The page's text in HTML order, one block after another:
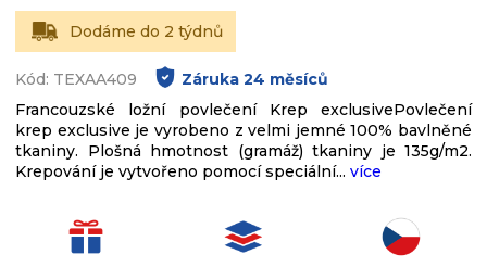
Dodáme do 2 týdnů
Kód: TEXAA409 Záruka 24 měsíců
Francouzské ložní povlečení Krep exclusivePovlečení
krep exclusive je vyrobeno z velmi jemné 100% bavlněné
tkaniny. Plošná hmotnost (gramáž) tkaniny je 135g/m2.
Krepování je vytvořeno pomocí speciální... více